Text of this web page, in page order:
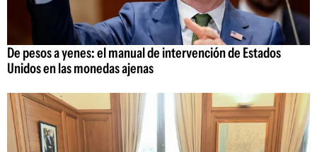
De pesos a yenes: el manual de intervención de Estados
Unidos en las monedas ajenas